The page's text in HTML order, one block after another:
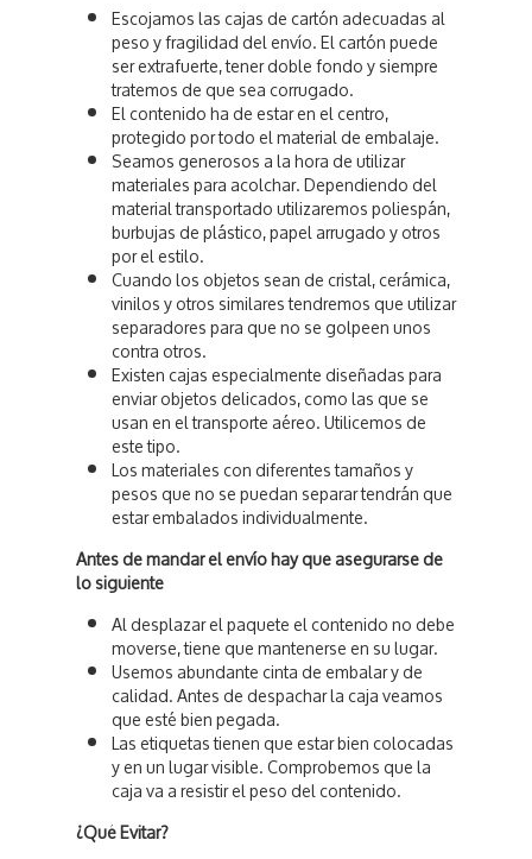
Escojamos las cajas de cartón adecuadas al
peso y fragilidad del envío. El cartón puede
ser extrafuerte, tener doble fondo y siempre
tratemos de que sea corrugado.
El contenido ha de estar en el centro,
protegido por todo el material de embalaje.
Seamos generosos a la hora de utilizar
materiales para acolchar. Dependiendo del
material transportado utilizaremos poliespán,
burbujas de plástico, papel arrugado y otros
por el estilo.
Cuando los objetos sean de cristal, cerámica,
vinilos y otros similares tendremos que utilizar
separadores para que no se golpeen unos
contra otros.
Existen cajas especialmente diseñadas para
enviar objetos delicados, como las que se
usan en el transporte aéreo. Utilicemos de
este tipo.
Los materiales con diferentes tamaños y
pesos que no se puedan separar tendrán que
estar embalados individualmente.
Antes de mandar el envío hay que asegurarse de
lo siguiente
Al desplazar el paquete el contenido no debe
moverse, tiene que mantenerse en su lugar.
Usemos abundante cinta de embalar y de
calidad. Antes de despachar la caja veamos
que esté bien pegada.
Las etiquetas tienen que estar bien colocadas
y en un lugar visible. Comprobemos que la
caja va a resistir el peso del contenido.
¿Qué Evitar?